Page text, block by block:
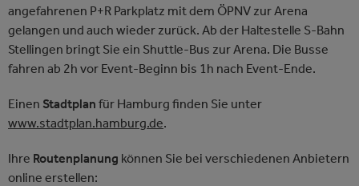
angefahrenen P+R Parkplatz mit dem ÖPNV zur Arena
gelangen und auch wieder zurück. Ab der Haltestelle S-Bahn
Stellingen bringt Sie ein Shuttle-Bus zur Arena. Die Busse
fahren ab 2h vor Event-Beginn bis 1h nach Event-Ende.
Einen Stadtplan für Hamburg finden Sie unter
www.stadtplan.hamburg.de.
Ihre Routenplanung können Sie bei verschiedenen Anbietern
online erstellen: